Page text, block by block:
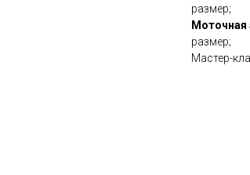
размер;
Моточная
размер;
Мастер-